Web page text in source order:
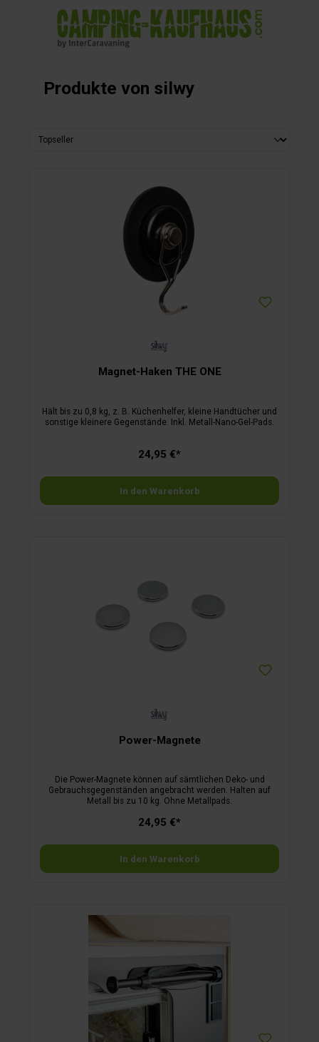
springen
Produkte von silwy
Magnet-Haken THE ONE
Hält bis zu 0,8 kg, z. B. Küchenhelfer, kleine Handtücher und
sonstige kleinere Gegenstände. Inkl. Metall-Nano-Gel-Pads.
24,95 €*
In den Warenkorb
Power-Magnete
Die Power-Magnete können auf sämtlichen Deko- und
Gebrauchsgegenständen angebracht werden. Halten auf
Metall bis zu 10 kg. Ohne Metallpads.
24,95 €*
In den Warenkorb